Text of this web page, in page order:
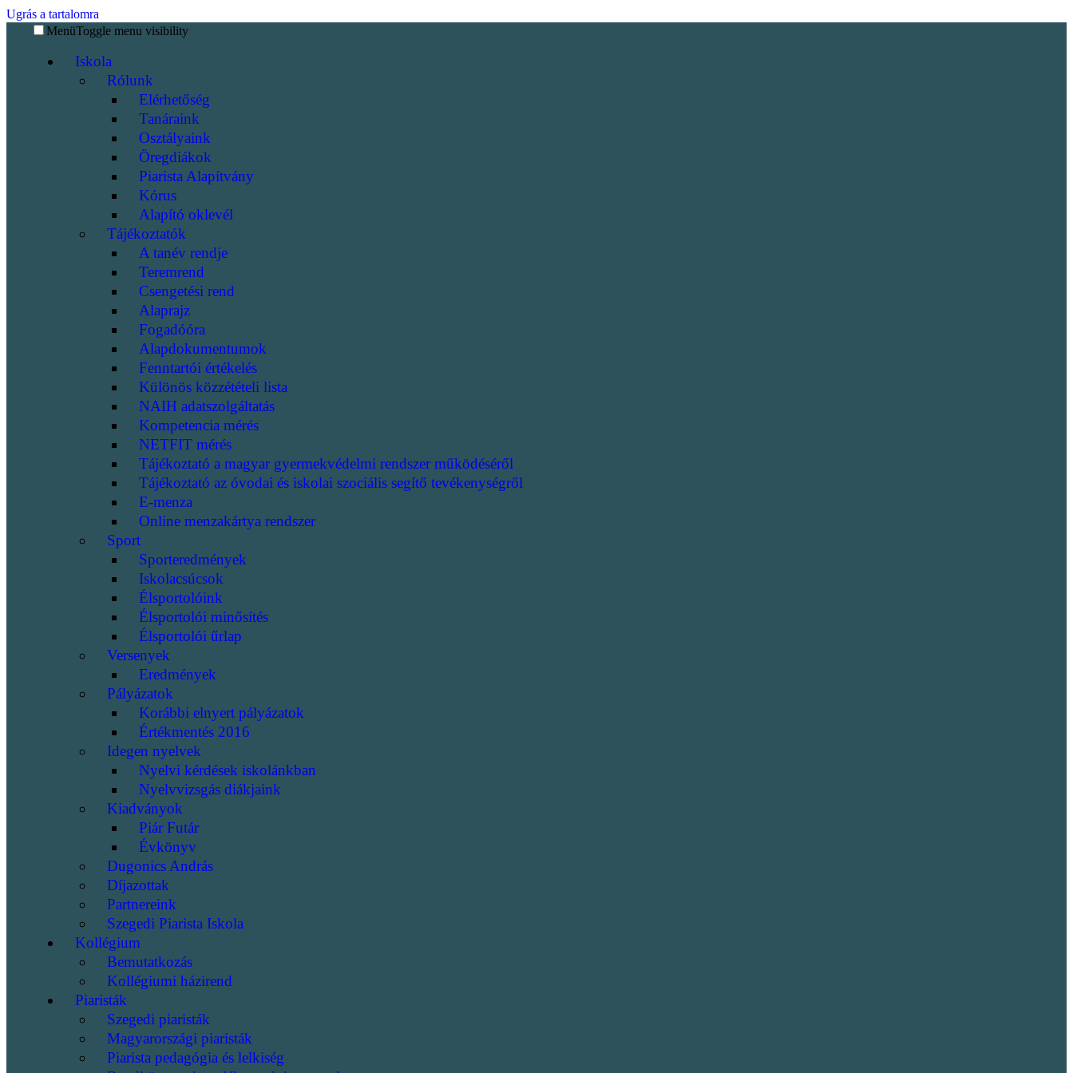
Ugrás a tartalomra
MenüToggle menu visibility
Iskola
Rólunk
Elérhetőség
Tanáraink
Osztályaink
Öregdiákok
Piarista Alapítvány
Kórus
Alapító oklevél
Tájékoztatók
A tanév rendje
Teremrend
Csengetési rend
Alaprajz
Fogadóóra
Alapdokumentumok
Fenntartói értékelés
Különös közzétételi lista
NAIH adatszolgáltatás
Kompetencia mérés
NETFIT mérés
Tájékoztató a magyar gyermekvédelmi rendszer működéséről
Tájékoztató az óvodai és iskolai szociális segítő tevékenységről
E-menza
Online menzakártya rendszer
Sport
Sporteredmények
Iskolacsúcsok
Élsportolóink
Élsportolói minősítés
Élsportolói űrlap
Versenyek
Eredmények
Pályázatok
Korábbi elnyert pályázatok
Értékmentés 2016
Idegen nyelvek
Nyelvi kérdések iskolánkban
Nyelvvizsgás diákjaink
Kiadványok
Piár Futár
Évkönyv
Dugonics András
Díjazottak
Partnereink
Szegedi Piarista Iskola
Kollégium
Bemutatkozás
Kollégiumi házirend
Piaristák
Szegedi piaristák
Magyarországi piaristák
Piarista pedagógia és lelkiség